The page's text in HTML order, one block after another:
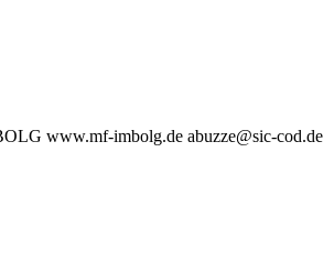
www.mf-imbolg.de abuzze@sic-cod.de